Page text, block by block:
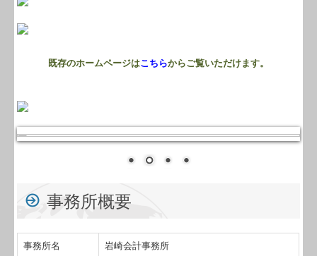
税務カレンダー
社長メニューASP版
TKCシステムQ&A
既存のホームページはこちらからご覧いただけます。
事務所概要
事務所名 岩崎会計事務所